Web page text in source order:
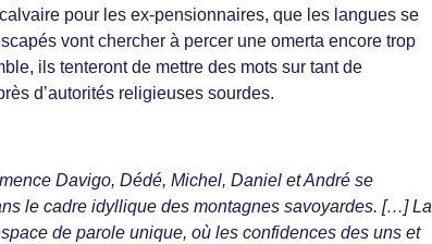
pour les ex-pensionnaires, que les langues se
vont chercher à percer une omerta encore trop
ils tenteront de mettre des mots sur tant de
d’autorités religieuses sourdes.
Davigo, Dédé, Michel, Daniel et André se
le cadre idyllique des montagnes savoyardes. […] La
de parole unique, où les confidences des uns et